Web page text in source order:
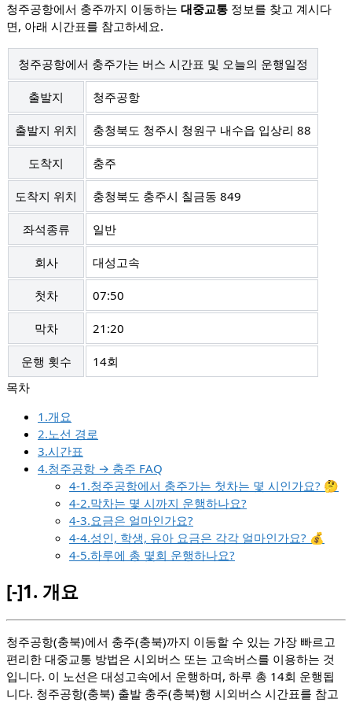
청주공항에서 충주까지 이동하는 대중교통 정보를 찾고 계시다
면, 아래 시간표를 참고하세요.
청주공항에서 충주가는 버스 시간표 및 오늘의 운행일정
출발지 청주공항
출발지 위치 충청북도 청주시 청원구 내수읍 입상리 88
도착지 충주
도착지 위치 충청북도 충주시 칠금동 849
좌석종류 일반
회사 대성고속
첫차 07:50
막차 21:20
운행 횟수 14회
1.개요
2.노선 경로
3.시간표
4.청주공항 → 충주 FAQ
4-1.청주공항에서 충주가는 첫차는 몇 시인가요? 🤔
4-2.막차는 몇 시까지 운행하나요?
4-3.요금은 얼마인가요?
4-4.성인, 학생, 유아 요금은 각각 얼마인가요? 💰
4-5.하루에 총 몇회 운행하나요?
[-]1. 개요
청주공항(충북)에서 충주(충북)까지 이동할 수 있는 가장 빠르고
편리한 대중교통 방법은 시외버스 또는 고속버스를 이용하는 것
입니다. 이 노선은 대성고속에서 운행하며, 하루 총 14회 운행됩
니다. 청주공항(충북) 출발 충주(충북)행 시외버스 시간표를 참고